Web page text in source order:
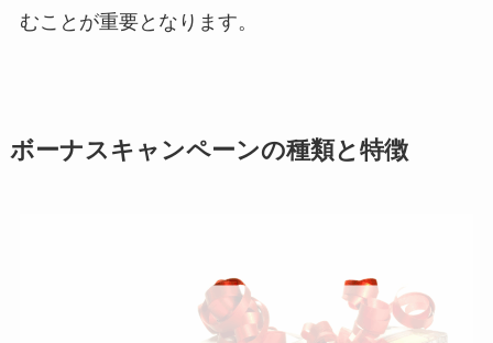
むことが重要となります。
ボーナスキャンペーンの種類と特徴